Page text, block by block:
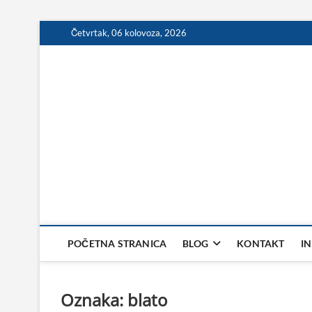
to
Četvrtak, 06 kolovoza, 2026
POČETNA STRANICA BLOG KONTAKT
Oznaka: blato